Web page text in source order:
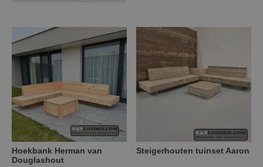
Hoekbank Herman van
Douglashout
Steigerhouten tuinset Aaron